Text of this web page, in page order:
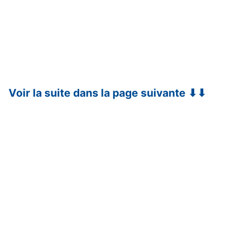
Voir la suite dans la page suivante ⬇⬇